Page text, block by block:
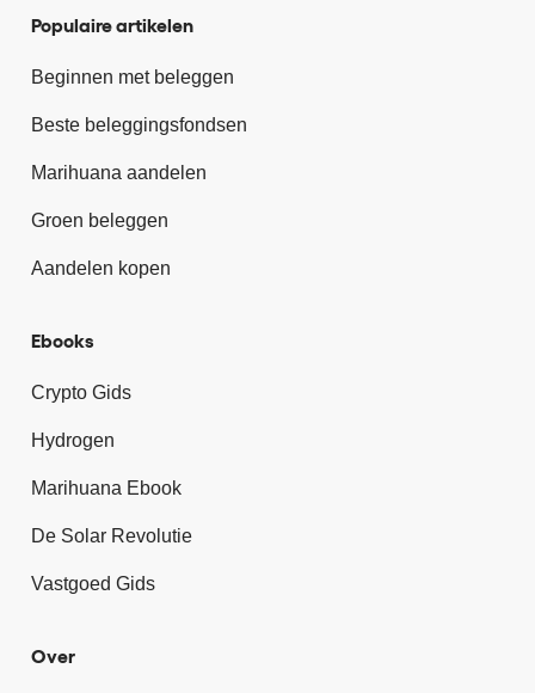
Populaire artikelen
Beginnen met beleggen
Beste beleggingsfondsen
Marihuana aandelen
Groen beleggen
Aandelen kopen
Ebooks
Crypto Gids
Hydrogen
Marihuana Ebook
De Solar Revolutie
Vastgoed Gids
Over